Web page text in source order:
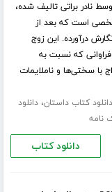
نادر براتی تالیف شده،
است که بعد از
درآورده. این زوج
که نسبت به
با سختی‌ها و ناملایمات
دانلود کتاب داستان،دانلود
نامه
دانلود کتاب